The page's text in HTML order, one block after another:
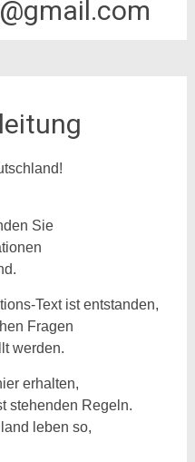
Sie
Text ist entstanden,
Fragen
werden.
erhalten,
stehenden Regeln.
leben so,